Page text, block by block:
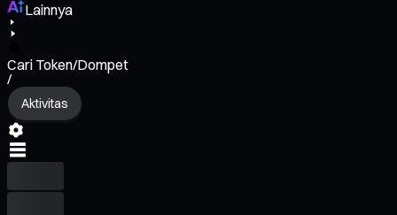
Lainnya
Cari Token/Dompet
/
Aktivitas